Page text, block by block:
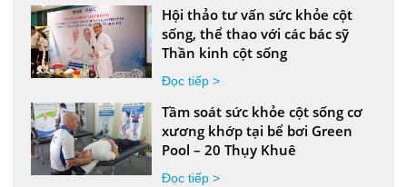
Hội thảo tư vấn sức khỏe cột
sống, thể thao với các bác sỹ
Thần kinh cột sống
Đọc tiếp >
Tầm soát sức khỏe cột sống cơ
xương khớp tại bể bơi Green
Pool – 20 Thụy Khuê
Đọc tiếp >